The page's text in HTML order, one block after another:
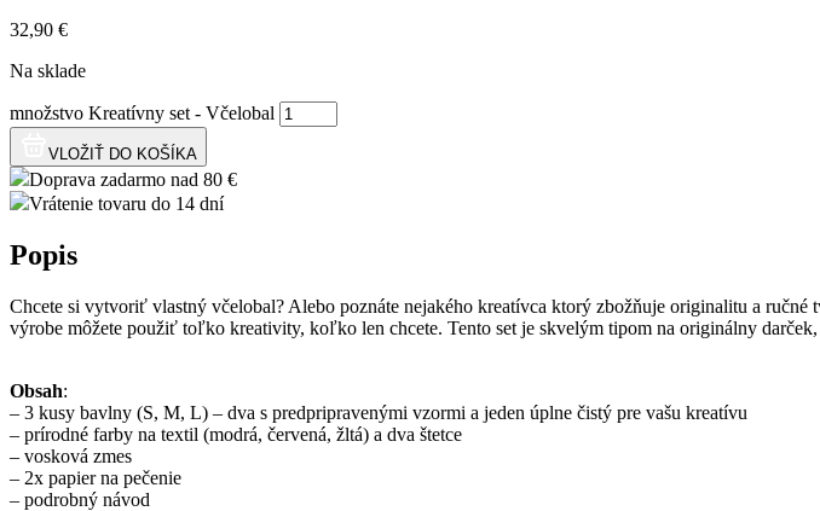
32,90 €
Na sklade
množstvo Kreatívny set - Včelobal
VLOŽIŤ DO KOŠÍKA
Doprava zadarmo nad 80 €
Vrátenie tovaru do 14 dní
Popis
Chcete si vytvoriť vlastný včelobal? Alebo poznáte nejakého kreatívca ktorý zbožňuje originalitu a
výrobe môžete použiť toľko kreativity, koľko len chcete. Tento set je skvelým tipom na originálny
Obsah:
– 3 kusy bavlny (S, M, L) – dva s predpripravenými vzormi a jeden úplne čistý pre vašu kreatívu
– prírodné farby na textil (modrá, červená, žltá) a dva štetce
– vosková zmes
– 2x papier na pečenie
– podrobný návod